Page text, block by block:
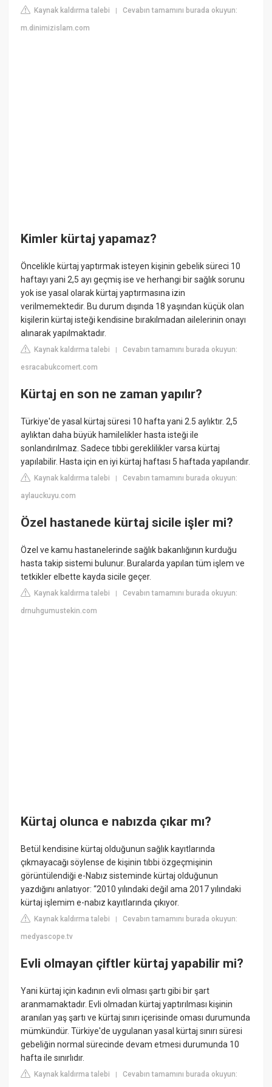
Kaynak kaldırma talebi |Cevabın tamamını burada okuyun:
m.dinimizislam.com
Kimler kürtaj yapamaz?
Öncelikle kürtaj yaptırmak isteyen kişinin gebelik süreci 10
haftayı yani 2,5 ayı geçmiş ise ve herhangi bir sağlık sorunu
yok ise yasal olarak kürtaj yaptırmasına izin
verilmemektedir. Bu durum dışında 18 yaşından küçük olan
kişilerin kürtaj isteği kendisine bırakılmadan ailelerinin onayı
alınarak yapılmaktadır.
Kaynak kaldırma talebi |Cevabın tamamını burada okuyun:
esracabukcomert.com
Kürtaj en son ne zaman yapılır?
Türkiye'de yasal kürtaj süresi 10 hafta yani 2.5 aylıktır. 2,5
aylıktan daha büyük hamilelikler hasta isteği ile
sonlandırılmaz. Sadece tıbbi gereklilikler varsa kürtaj
yapılabilir. Hasta için en iyi kürtaj haftası 5 haftada yapılandır.
Kaynak kaldırma talebi |Cevabın tamamını burada okuyun:
aylauckuyu.com
Özel hastanede kürtaj sicile işler mi?
Özel ve kamu hastanelerinde sağlık bakanlığının kurduğu
hasta takip sistemi bulunur. Buralarda yapılan tüm işlem ve
tetkikler elbette kayda sicile geçer.
Kaynak kaldırma talebi |Cevabın tamamını burada okuyun:
drnuhgumustekin.com
Kürtaj olunca e nabızda çıkar mı?
Betül kendisine kürtaj olduğunun sağlık kayıtlarında
çıkmayacağı söylense de kişinin tıbbi özgeçmişinin
görüntülendiği e-Nabız sisteminde kürtaj olduğunun
yazdığını anlatıyor: “2010 yılındaki değil ama 2017 yılındaki
kürtaj işlemim e-nabız kayıtlarında çıkıyor.
Kaynak kaldırma talebi |Cevabın tamamını burada okuyun:
medyascope.tv
Evli olmayan çiftler kürtaj yapabilir mi?
Yani kürtaj için kadının evli olması şartı gibi bir şart
aranmamaktadır. Evli olmadan kürtaj yaptırılması kişinin
aranılan yaş şartı ve kürtaj sınırı içerisinde oması durumunda
mümkündür. Türkiye'de uygulanan yasal kürtaj sınırı süresi
gebeliğin normal sürecinde devam etmesi durumunda 10
hafta ile sınırlıdır.
Kaynak kaldırma talebi |Cevabın tamamını burada okuyun: